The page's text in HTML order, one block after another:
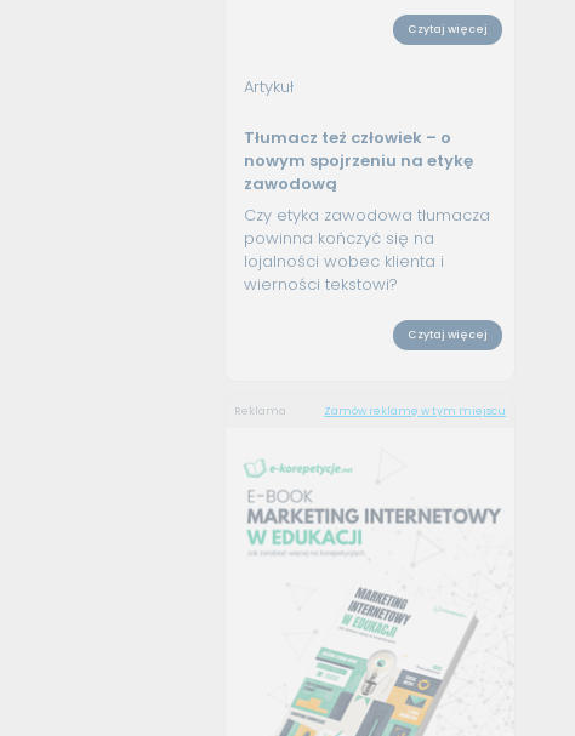
Czytaj więcej
Artykuł
Tłumacz też człowiek – o
nowym spojrzeniu na etykę
zawodową
Czy etyka zawodowa tłumacza
powinna kończyć się na
lojalności wobec klienta i
wierności tekstowi?
Czytaj więcej
Reklama Zamów reklamę w tym miejscu